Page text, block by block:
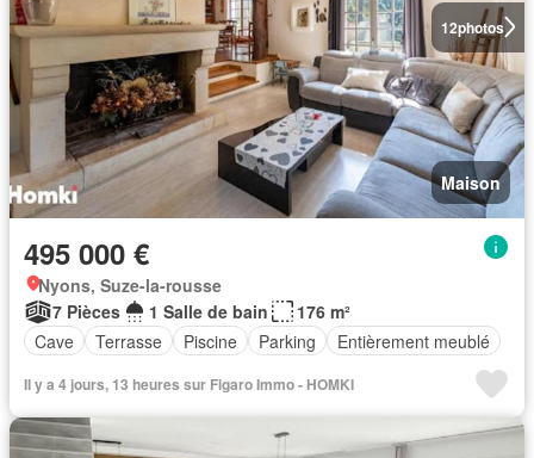
12photos
Maison
495 000 €
Nyons, Suze-la-rousse
7 Pièces
1 Salle de bain
176 m²
Cave
Terrasse Piscine Parking Entièrement meublé
Il y a 4 jours, 13 heures sur Figaro Immo - HOMKI